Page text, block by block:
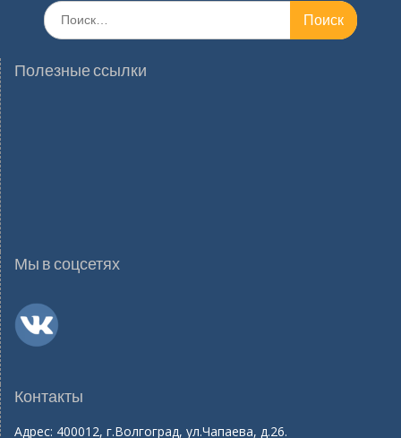
Поиск
по:
Полезные ссылки
Мы в соцсетях
Контакты
Адрес: 400012, г.Волгоград, ул.Чапаева, д.26.